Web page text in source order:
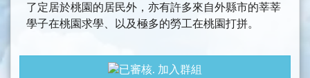
了定居於桃園的居民外，亦有許多來自外縣市的莘莘
學子在桃園求學、以及極多的勞工在桃園打拼。
加入群組